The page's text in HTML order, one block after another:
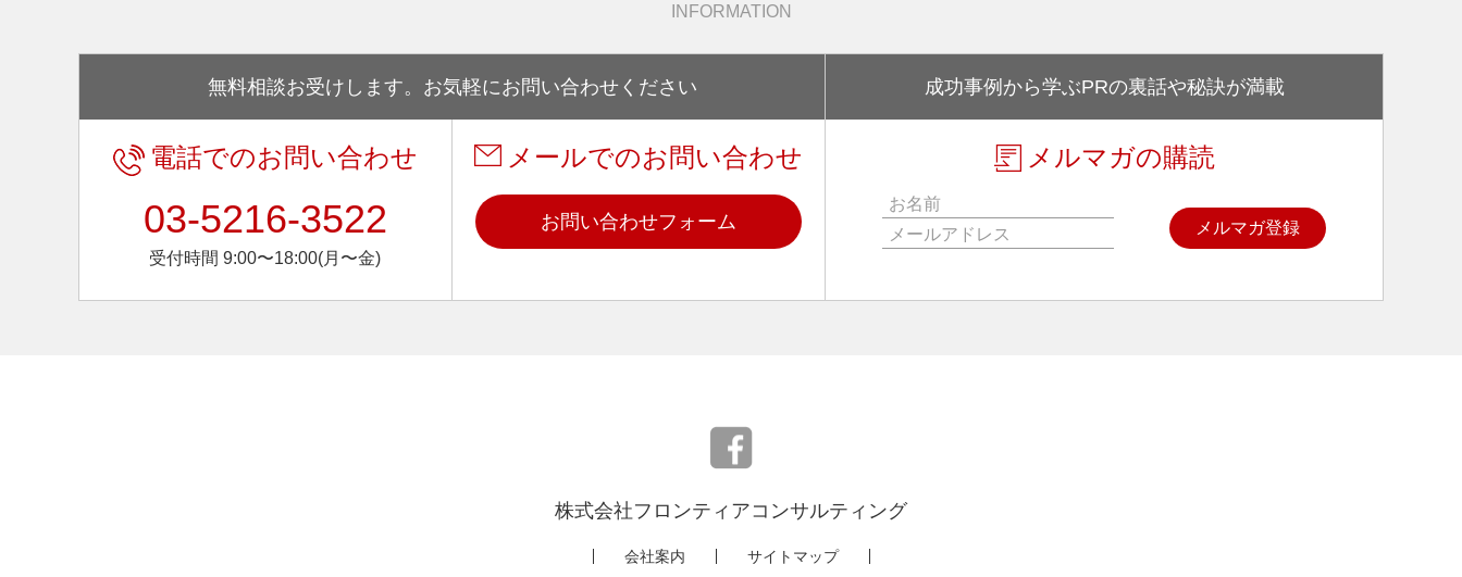
INFORMATION
無料相談お受けします。 お気軽にお問い合わせください
電話でのお問い合わせ
03-5216-3522
受付時間 9:00〜18:00(月〜金)
メールでのお問い合わせ
お問い合わせフォーム
成功事例から学ぶPRの裏話や秘訣が満載
メルマガの購読
メルマガ登録
株式会社フロンティアコンサルティング
会社案内 サイトマップ